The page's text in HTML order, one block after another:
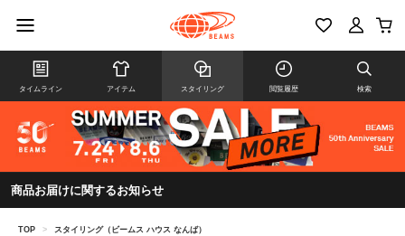
タイムライン アイテム スタイリング 閲覧履歴 検索
商品お届けに関するお知らせ
TOP > スタイリング（ビームス ハウス なんば）